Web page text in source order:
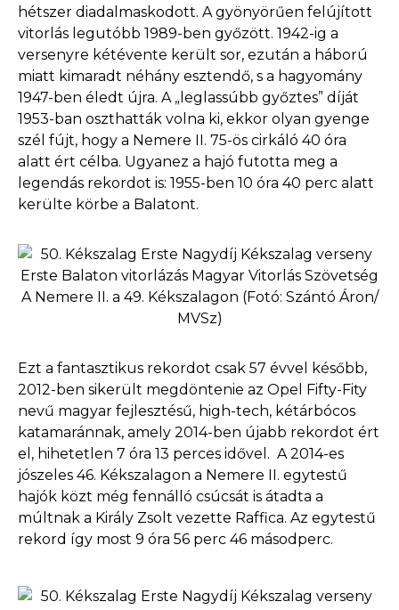
hétszer diadalmaskodott. A gyönyörűen felújított
vitorlás legutóbb 1989-ben győzött. 1942-ig a
versenyre kétévente került sor, ezután a háború
miatt kimaradt néhány esztendő, s a hagyomány
1947-ben éledt újra. A „leglassúbb győztes” díját
1953-ban oszthatták volna ki, ekkor olyan gyenge
szél fújt, hogy a Nemere II. 75-ös cirkáló 40 óra
alatt ért célba. Ugyanez a hajó futotta meg a
legendás rekordot is: 1955-ben 10 óra 40 perc alatt
kerülte körbe a Balatont.
A Nemere II. a 49. Kékszalagon (Fotó: Szántó Áron/
MVSz)
Ezt a fantasztikus rekordot csak 57 évvel később,
2012-ben sikerült megdöntenie az Opel Fifty-Fity
nevű magyar fejlesztésű, high-tech, kétárbócos
katamaránnak, amely 2014-ben újabb rekordot ért
el, hihetetlen 7 óra 13 perces idővel. A 2014-es
jószeles 46. Kékszalagon a Nemere II. egytestű
hajók közt még fennálló csúcsát is átadta a
múltnak a Király Zsolt vezette Raffica. Az egytestű
rekord így most 9 óra 56 perc 46 másodperc.